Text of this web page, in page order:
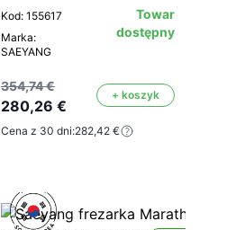
Kod: 155617
Marka:
SAEYANG
Towar
dostępny
354,74 €
280,26 €
+ koszyk
Cena z 30 dni:282,42 €